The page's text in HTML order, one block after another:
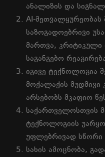
ანალიზის და
AI-მეთვალყურეობას
საზოგადოებრივი
მართვა, კრიტიკული
საგანგებო
იგივე ტექნოლოგია
მოქალაქის მუდმივი
არსებობს მკაფიო
საქართველოსთვის
ტექნოლოგიის
უფლებრივად სწორი
სახის ამოცნობა,